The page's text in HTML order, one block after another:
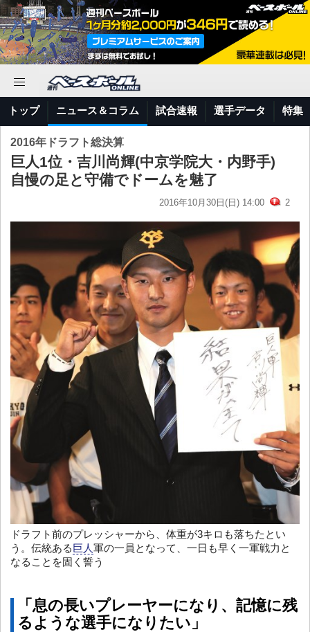
トップ ニュース＆コラム 試合速報 選手データ 特集
2016年ドラフト総決算
巨人1位・吉川尚輝(中京学院大・内野手)
自慢の足と守備でドームを魅了
2016年10月30日(日) 14:00 2
ドラフト前のプレッシャーから、体重が3キロも落ちたとい
う。伝統ある 巨人軍の一員となって、一日も早く一軍戦力と
なることを固く誓う
「息の長いプレーヤーになり、記憶に残
るような選手になりたい」